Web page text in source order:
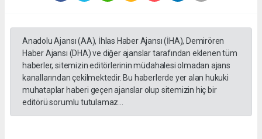
Anadolu Ajansı (AA), İhlas Haber Ajansı (İHA), Demirören
Haber Ajansı (DHA) ve diğer ajanslar tarafından eklenen tüm
haberler, sitemizin editörlerinin müdahalesi olmadan ajans
kanallarından çekilmektedir. Bu haberlerde yer alan hukuki
muhataplar haberi geçen ajanslar olup sitemizin hiç bir
editörü sorumlu tutulamaz...